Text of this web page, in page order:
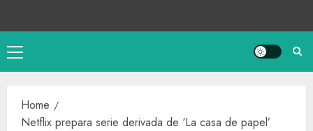
Home
Netflix prepara serie derivada de ‘La casa de papel’